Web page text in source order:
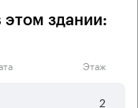
этом здании:
Этаж
2